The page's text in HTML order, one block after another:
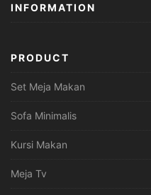
INFORMATION
PRODUCT
Set Meja Makan
Sofa Minimalis
Kursi Makan
Meja Tv